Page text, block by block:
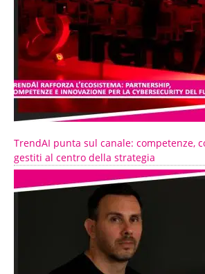
TrendAI punta sul canale: competenze,
gestiti al centro della strategia